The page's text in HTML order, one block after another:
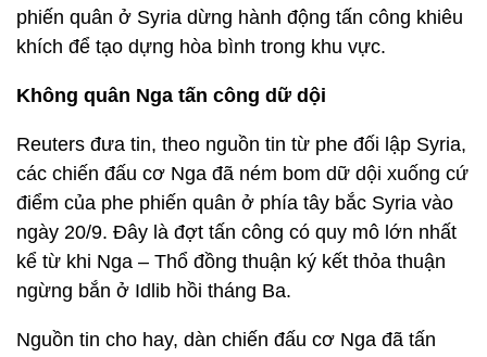
phiến quân ở Syria dừng hành động tấn công khiêu
khích để tạo dựng hòa bình trong khu vực.
Không quân Nga tấn công dữ dội
Reuters đưa tin, theo nguồn tin từ phe đối lập Syria,
các chiến đấu cơ Nga đã ném bom dữ dội xuống cứ
điểm của phe phiến quân ở phía tây bắc Syria vào
ngày 20/9. Đây là đợt tấn công có quy mô lớn nhất
kể từ khi Nga – Thổ đồng thuận ký kết thỏa thuận
ngừng bắn ở Idlib hồi tháng Ba.
Nguồn tin cho hay, dàn chiến đấu cơ Nga đã tấn